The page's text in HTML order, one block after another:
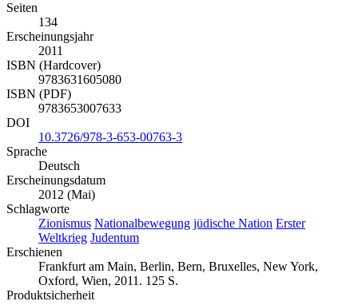
Seiten
134
Erscheinungsjahr
2011
ISBN (Hardcover)
9783631605080
ISBN (PDF)
9783653007633
DOI
10.3726/978-3-653-00763-3
Sprache
Deutsch
Erscheinungsdatum
2012 (Mai)
Schlagworte
Zionismus Nationalbewegung jüdische Nation Erster
Weltkrieg Judentum
Erschienen
Frankfurt am Main, Berlin, Bern, Bruxelles, New York,
Oxford, Wien, 2011. 125 S.
Produktsicherheit